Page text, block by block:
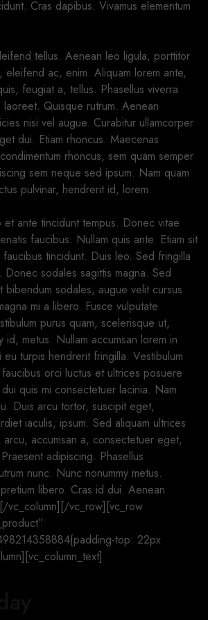
Cras dapibus. Vivamus elementum
tellus. Aenean leo ligula, porttitor
eleifend ac, enim. Aliquam lorem ante,
feugiat a, tellus. Phasellus viverra
laoreet. Quisque rutrum. Aenean
nisi vel augue. Curabitur ullamcorper
dui. Etiam rhoncus. Maecenas
rhoncus, sem quam semper
sem neque sed ipsum. Nam quam
pulvinar, hendrerit id, lorem.
ante tincidunt tempus. Donec vitae
faucibus. Nullam quis ante. Etiam sit
tincidunt. Duis leo. Sed fringilla
Donec sodales sagittis magna. Sed
sodales, augue velit cursus
mi a libero. Fusce vulputate
purus quam, scelerisque ut,
id, metus. Nullam accumsan lorem in
eu turpis hendrerit fringilla. Vestibulum
orci luctus et ultrices posuere
quis mi consectetuer lacinia. Nam
Duis arcu tortor, suscipit eget,
iaculis, ipsum. Sed aliquam ultrices
arcu, accumsan a, consectetuer eget,
adipiscing. Phasellus
nunc. Nunc nonummy metus.
libero. Cras id dui. Aenean
vc_column][/vc_row][vc_row
top: 22px